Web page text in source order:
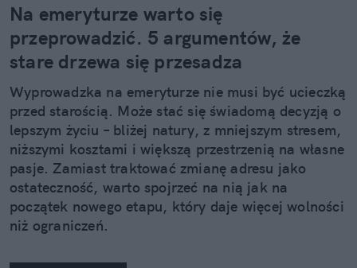
Na emeryturze warto się
przeprowadzić. 5 argumentów, że
stare drzewa się przesadza
Wyprowadzka na emeryturze nie musi być ucieczką
przed starością. Może stać się świadomą decyzją o
lepszym życiu – bliżej natury, z mniejszym stresem,
niższymi kosztami i większą przestrzenią na własne
pasje. Zamiast traktować zmianę adresu jako
ostateczność, warto spojrzeć na nią jak na
początek nowego etapu, który daje więcej wolności
niż ograniczeń.